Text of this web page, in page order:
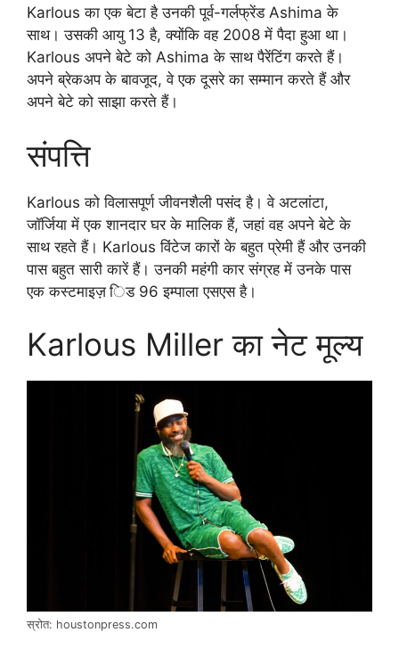
Karlous का एक बेटा है उनकी पूर्व-गर्लफ्रेंड Ashima के
साथ। उसकी आयु 13 है, क्योंकि वह 2008 में पैदा हुआ था।
Karlous अपने बेटे को Ashima के साथ पैरेंटिंग करते हैं।
अपने ब्रेकअप के बावजूद, वे एक दूसरे का सम्मान करते हैं और
अपने बेटे को साझा करते हैं।
संपत्ति
Karlous को विलासपूर्ण जीवनशैली पसंद है। वे अटलांटा,
जॉर्जिया में एक शानदार घर के मालिक हैं, जहां वह अपने बेटे के
साथ रहते हैं। Karlous विंटेज कारों के बहुत प्रेमी हैं और उनकी
पास बहुत सारी कारें हैं। उनकी महंगी कार संग्रह में उनके पास
एक कस्टमाइज़ िड 96 इम्पाला एसएस है।
Karlous Miller का नेट मूल्य
स्रोत: houstonpress.com